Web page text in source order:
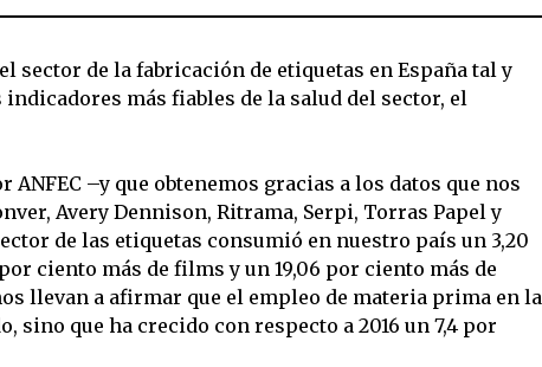
sector de la fabricación de etiquetas en España tal y
más fiables de la salud del sector, el
ANFEC –y que obtenemos gracias a los datos que nos
Avery Dennison, Ritrama, Serpi, Torras Papel y
de las etiquetas consumió en nuestro país un 3,20
ciento más de films y un 19,06 por ciento más de
llevan a afirmar que el empleo de materia prima en la
sino que ha crecido con respecto a 2016 un 7,4 por